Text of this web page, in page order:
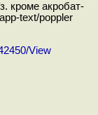
кроме акробат-
text/poppler
View